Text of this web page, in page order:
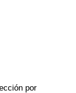
por